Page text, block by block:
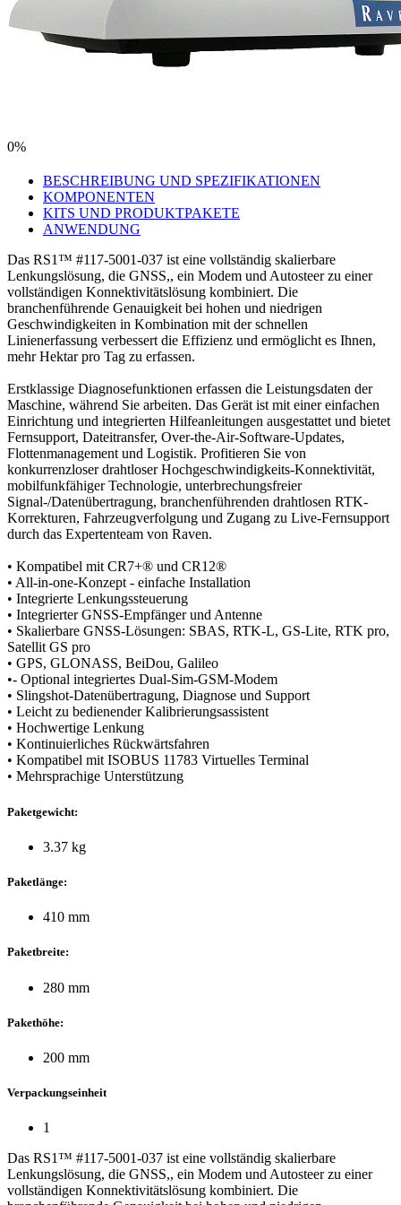
0%
BESCHREIBUNG UND SPEZIFIKATIONEN
KOMPONENTEN
KITS UND PRODUKTPAKETE
ANWENDUNG
Das RS1™ #117-5001-037 ist eine vollständig skalierbare
Lenkungslösung, die GNSS,, ein Modem und Autosteer zu einer
vollständigen Konnektivitätslösung kombiniert. Die
branchenführende Genauigkeit bei hohen und niedrigen
Geschwindigkeiten in Kombination mit der schnellen
Linienerfassung verbessert die Effizienz und ermöglicht es Ihnen,
mehr Hektar pro Tag zu erfassen.
Erstklassige Diagnosefunktionen erfassen die Leistungsdaten der
Maschine, während Sie arbeiten. Das Gerät ist mit einer einfachen
Einrichtung und integrierten Hilfeanleitungen ausgestattet und bietet
Fernsupport, Dateitransfer, Over-the-Air-Software-Updates,
Flottenmanagement und Logistik. Profitieren Sie von
konkurrenzloser drahtloser Hochgeschwindigkeits-Konnektivität,
mobilfunkfähiger Technologie, unterbrechungsfreier
Signal-/Datenübertragung, branchenführenden drahtlosen RTK-
Korrekturen, Fahrzeugverfolgung und Zugang zu Live-Fernsupport
durch das Expertenteam von Raven.
• Kompatibel mit CR7+® und CR12®
• All-in-one-Konzept - einfache Installation
• Integrierte Lenkungssteuerung
• Integrierter GNSS-Empfänger und Antenne
• Skalierbare GNSS-Lösungen: SBAS, RTK-L, GS-Lite, RTK pro,
Satellit GS pro
• GPS, GLONASS, BeiDou, Galileo
•- Optional integriertes Dual-Sim-GSM-Modem
• Slingshot-Datenübertragung, Diagnose und Support
• Leicht zu bedienender Kalibrierungsassistent
• Hochwertige Lenkung
• Kontinuierliches Rückwärtsfahren
• Kompatibel mit ISOBUS 11783 Virtuelles Terminal
• Mehrsprachige Unterstützung
Paketgewicht:
3.37 kg
Paketlänge:
410 mm
Paketbreite:
280 mm
Pakethöhe:
200 mm
Verpackungseinheit
1
Das RS1™ #117-5001-037 ist eine vollständig skalierbare
Lenkungslösung, die GNSS,, ein Modem und Autosteer zu einer
vollständigen Konnektivitätslösung kombiniert. Die